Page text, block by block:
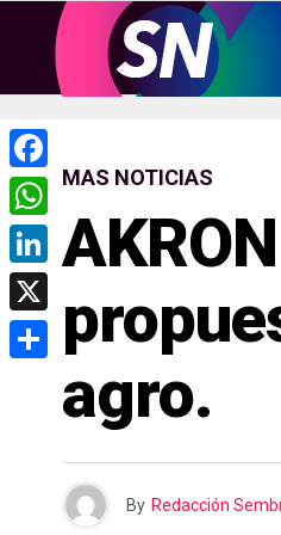
MAS NOTICIAS
agro.
By Redacción
F
a
c
e
b
W
h
a
L
i
n
X